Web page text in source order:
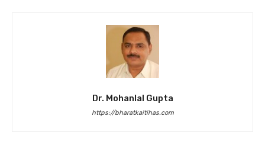
Dr. Mohanlal Gupta
https://bharatkaitihas.com